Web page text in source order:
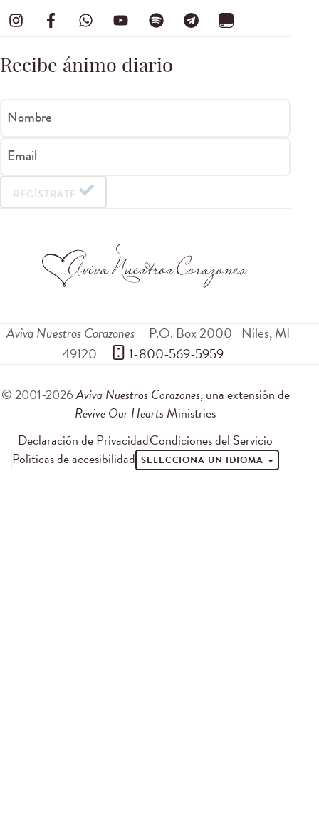
Recibe ánimo diario
Nombre
Email
REGÍSTRATE
Aviva Nuestros Corazones P.O. Box 2000 Niles,MI
49120
1-800-569-5959
© 2001-2026Aviva Nuestros Corazones, una extensión de
Revive Our Hearts Ministries
Declaración de PrivacidadCondiciones del Servicio
Políticas de accesibilidad SELECCIONA UN IDIOMA